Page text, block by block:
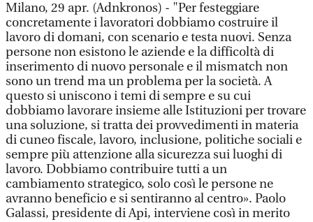
Milano, 29 apr. (Adnkronos) - "Per festeggiare
concretamente i lavoratori dobbiamo costruire il
lavoro di domani, con scenario e testa nuovi. Senza
persone non esistono le aziende e la difficoltà di
inserimento di nuovo personale e il mismatch non
sono un trend ma un problema per la società. A
questo si uniscono i temi di sempre e su cui
dobbiamo lavorare insieme alle Istituzioni per trovare
una soluzione, si tratta dei provvedimenti in materia
di cuneo fiscale, lavoro, inclusione, politiche sociali e
sempre più attenzione alla sicurezza sui luoghi di
lavoro. Dobbiamo contribuire tutti a un
cambiamento strategico, solo così le persone ne
avranno beneficio e si sentiranno al centro». Paolo
Galassi, presidente di Api, interviene così in merito